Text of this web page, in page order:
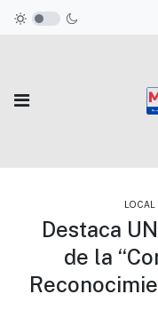
LOCAL
Destaca
de la